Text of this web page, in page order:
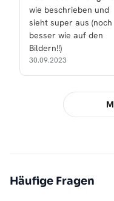
wie beschrieben und
sieht super aus (noch
besser wie auf den
Bildern!!)
30.09.2023
Häufige Fragen